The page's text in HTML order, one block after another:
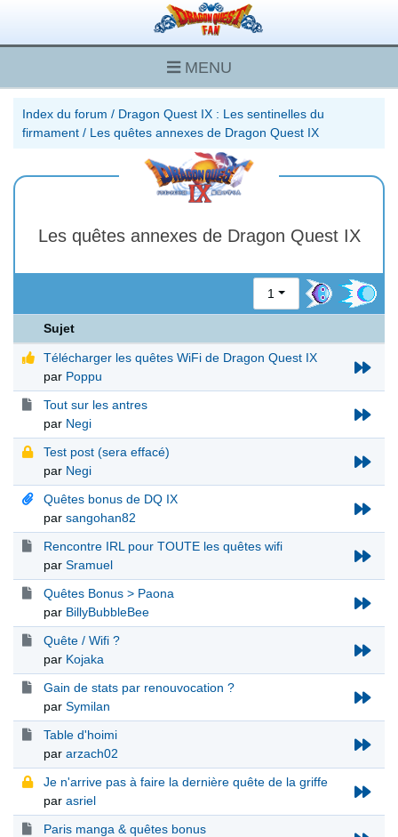
MENU
Index du forum / Dragon Quest IX : Les sentinelles du
firmament / Les quêtes annexes de Dragon Quest IX
Les quêtes annexes de Dragon Quest IX
1
Sujet
Télécharger les quêtes WiFi de Dragon Quest IX
par Poppu
Tout sur les antres
par Negi
Test post (sera effacé)
par Negi
Quêtes bonus de DQ IX
par sangohan82
Rencontre IRL pour TOUTE les quêtes wifi
par Sramuel
Quêtes Bonus > Paona
par BillyBubbleBee
Quête / Wifi ?
par Kojaka
Gain de stats par renouvocation ?
par Symilan
Table d'hoimi
par arzach02
Je n'arrive pas à faire la dernière quête de la griffe
par asriel
Paris manga & quêtes bonus